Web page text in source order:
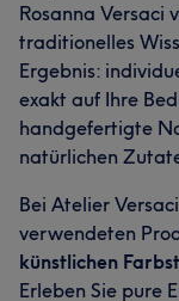
Rosanna Versaci
traditionelles
Ergebnis:
exakt auf Ihre
handgefertigte
natürlichen
Bei Atelier
verwendeten
künstlichen
Erleben Sie pure